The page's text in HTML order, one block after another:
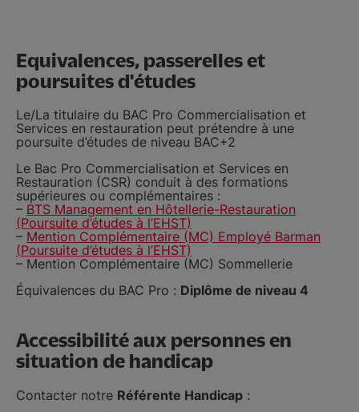
Equivalences, passerelles et
poursuites d'études
Le/La titulaire du BAC Pro Commercialisation et
Services en restauration peut prétendre à une
poursuite d’études de niveau BAC+2
Le Bac Pro Commercialisation et Services en
Restauration (CSR) conduit à des formations
supérieures ou complémentaires :
– BTS Management en Hôtellerie-Restauration
(Poursuite d’études à l’EHST)
– Mention Complémentaire (MC) Employé Barman
(Poursuite d’études à l’EHST)
– Mention Complémentaire (MC) Sommellerie
Équivalences du BAC Pro : Diplôme de niveau 4
Accessibilité aux personnes en
situation de handicap
Contacter notre Référente Handicap :